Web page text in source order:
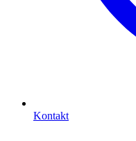
Kontakt